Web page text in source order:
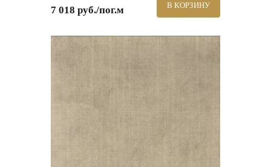
7 018 руб./пог.м В КОРЗИНУ